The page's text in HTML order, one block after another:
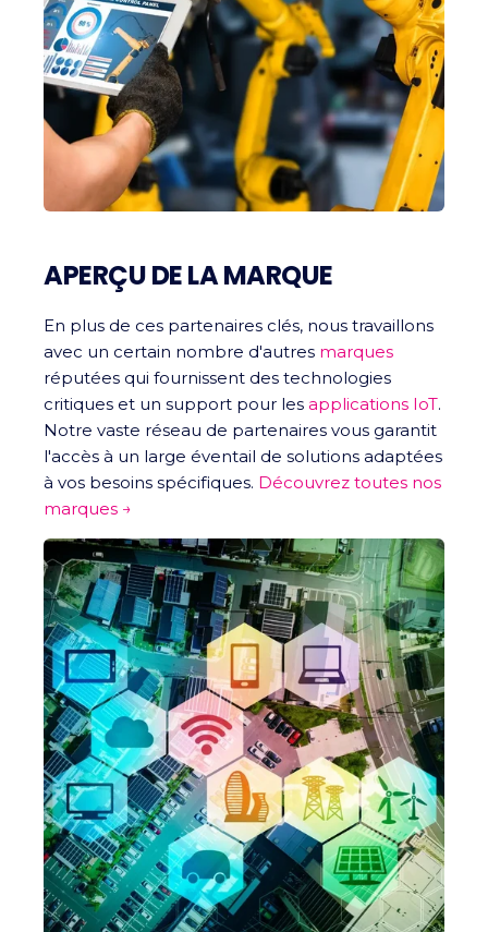
APERÇU DE LA MARQUE
En plus de ces partenaires clés, nous travaillons
avec un certain nombre d'autres marques
réputées qui fournissent des technologies
critiques et un support pour les applications IoT.
Notre vaste réseau de partenaires vous garantit
l'accès à un large éventail de solutions adaptées
à vos besoins spécifiques. Découvrez toutes nos
marques →